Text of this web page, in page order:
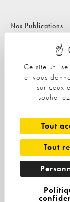
Ce site
et vous
sur ceux
Tout
Tout
Nos Publications
Les Podcasts de
L'ObSoCo dans
Contacts
Nous contacter
Politique de